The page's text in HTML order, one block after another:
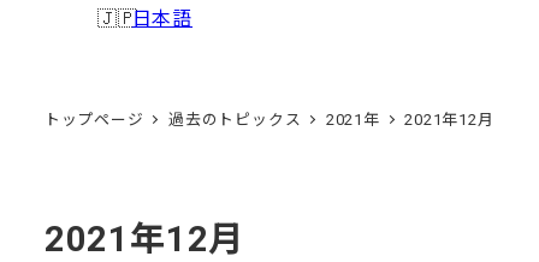
日本語
トップページ 過去のトピックス 2021年 2021年12月
2021年12月